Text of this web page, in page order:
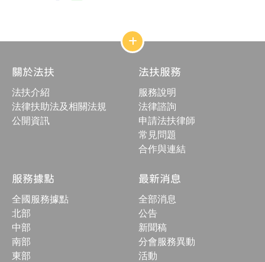
網
站
結
構
合
按
鈕
關於法扶
法扶介紹
法律扶助法及相關法規
公開資訊
法扶服務
服務說明
法律諮詢
申請法扶律師
常見問題
合作與連結
服務據點
全國服務據點
北部
中部
南部
東部
最新消息
全部消息
公告
新聞稿
分會服務異動
活動